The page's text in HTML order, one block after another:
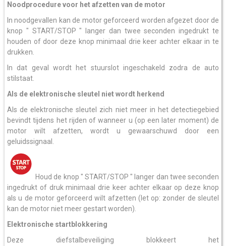
Noodprocedure voor het afzetten van de motor
In noodgevallen kan de motor geforceerd worden afgezet door de
knop " START/STOP " langer dan twee seconden ingedrukt te
houden of door deze knop minimaal drie keer achter elkaar in te
drukken.
In dat geval wordt het stuurslot ingeschakeld zodra de auto
stilstaat.
Als de elektronische sleutel niet wordt herkend
Als de elektronische sleutel zich niet meer in het detectiegebied
bevindt tijdens het rijden of wanneer u (op een later moment) de
motor wilt afzetten, wordt u gewaarschuwd door een
geluidssignaal.
Houd de knop " START/STOP " langer dan twee seconden
ingedrukt of druk minimaal drie keer achter elkaar op deze knop
als u de motor geforceerd wilt afzetten (let op: zonder de sleutel
kan de motor niet meer gestart worden).
Elektronische startblokkering
Deze diefstalbeveiliging blokkeert het